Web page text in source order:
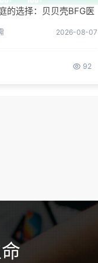
的选择：贝贝壳BFG医
2026-08-07
92